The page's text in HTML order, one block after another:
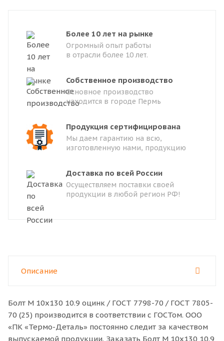
Более 10 лет на рынке
Огромный опыт работы
в отрасли более 10 лет.
Собственное производство
Основное производство
находится в городе Пермь
Продукция сертифицирована
Мы даем гарантию на всю,
изготовленную нами, продукцию
Доставка по всей России
Осуществляем поставки своей
продукции в любой регион РФ!
Описание
Болт M 10x130 10.9 оцинк / ГОСТ 7798-70 / ГОСТ 7805-
70 (25) производится в соответствии с ГОСТом. ООО
«ПК «Термо-Деталь» постоянно следит за качеством
выпускаемой продукции. Заказать Болт M 10x130 10.9